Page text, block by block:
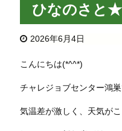
ひなのさと★
2026年6月4日
こんにちは(*^^*)
チャレジョブセンター鴻
気温差が激しく、天気が